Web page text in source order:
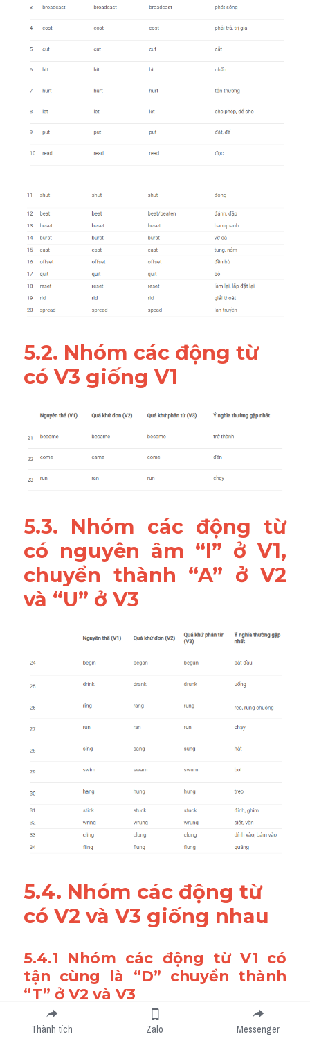
5.2. Nhóm các động từ
có V3 giống V1
5.3. Nhóm các động từ
có nguyên âm “I” ở V1,
chuyển thành “A” ở V2
và “U” ở V3
5.4. Nhóm các động từ
có V2 và V3 giống nhau
5.4.1 Nhóm các động từ V1 có
tận cùng là “D” chuyển thành
“T” ở V2 và V3
Thành tích Zalo Messenger